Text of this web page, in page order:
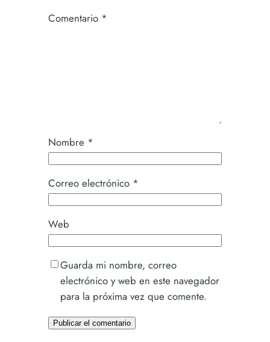
Comentario *
Nombre *
Correo electrónico *
Web
Guarda mi nombre, correo
electrónico y web en este navegador
para la próxima vez que comente.